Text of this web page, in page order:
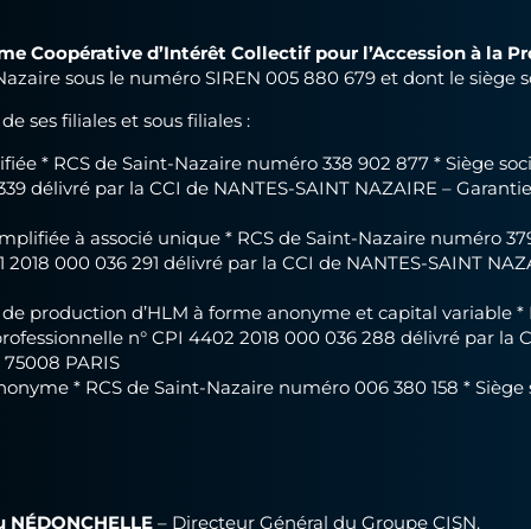
Coopérative d’Intérêt Collectif pour l’Accession à la
sous le numéro SIREN 005 880 679 et dont le siège
ses filiales et sous filiales :
* RCS de Saint-Nazaire numéro 338 902 877 * Siège
délivré par la CCI de NANTES-SAINT NAZAIRE –
à associé unique * RCS de Saint-Nazaire numéro
000 036 291 délivré par la CCI de NANTES-SAINT
production d’HLM à forme anonyme et capital variable *
n° CPI 4402 2018 000 036 288 délivré par la
PARIS
* RCS de Saint-Nazaire numéro 006 380 158 *
– Directeur Général du Groupe CISN.